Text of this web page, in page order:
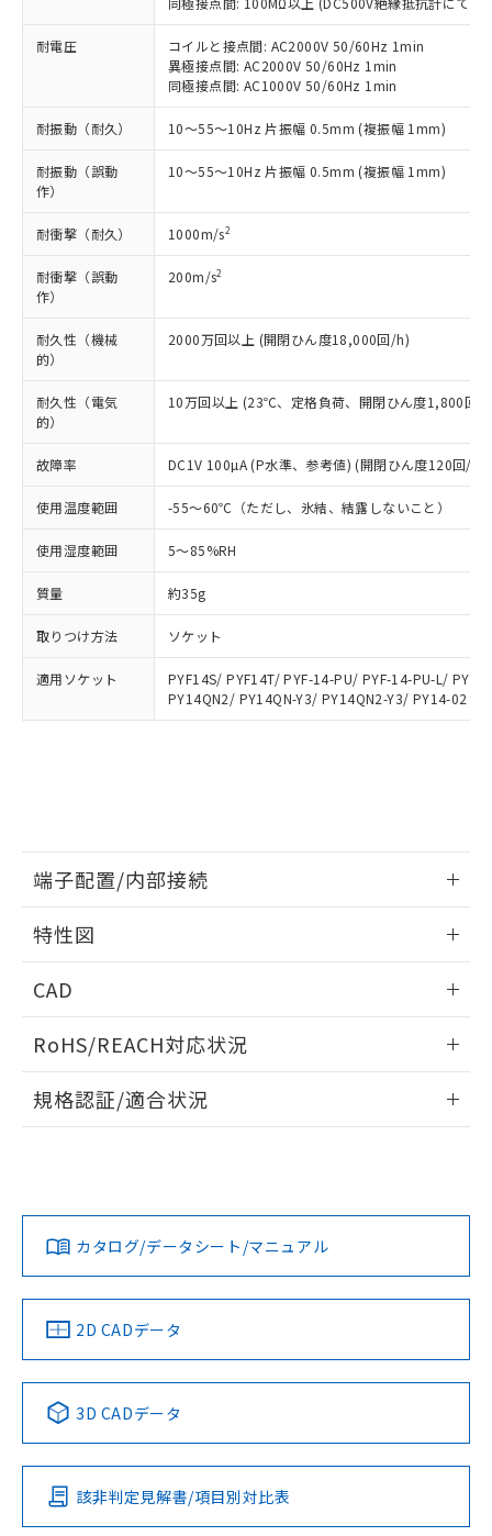
耐電圧
コイルと接点間: AC2000V 50/60Hz 1min
異極接点間: AC2000V 50/60Hz 1min
同極接点間: AC1000V 50/60Hz 1min
耐振動（耐久） 10～55～10Hz 片振幅 0.5mm (複振幅 1mm)
耐振動（誤動
作）
10～55～10Hz 片振幅 0.5mm (複振幅 1mm)
耐衝撃（耐久） 1000m/s2
耐衝撃（誤動
作）
200m/s2
耐久性（機械
的）
2000万回以上 (開閉ひん度18,000回/h)
耐久性（電気
的）
10万回以上 (23℃、定格負荷、開閉ひん度1,800回/
故障率 DC1V 100µA (P水準、参考値) (開閉ひん度120回/
使用温度範囲 -55～60℃（ただし、氷結、結露しないこと）
使用湿度範囲 5～85%RH
質量 約35g
取りつけ方法 ソケット
適用ソケット
PYF14S/ PYF14T/ PYF-14-PU/ PYF-14-PU-L/
PY14QN2/ PY14QN-Y3/ PY14QN2-Y3/ PY14-02
端子配置/内部接続
端子配置/内部接続
特性図
開閉容量
CAD
ドすることができます。
ログイン/会員登録
ダウンロードデータをご利用いただく前に、以下を必ずお読
みください。
ソフトウェアの使用条件
RoHS/REACH対応状況
EU RoHS 注意事項・凡例
対応済み
中国 RoHS 注意事項・凡例
Pb Hg Cd Cr(VI)
O
規格認証/適合状況
LR型式承認
（イギリス
船舶規格）
DNV型式承認
（ノルウェー
BV型式承認
（フランス
KR型式
（韓国
Yes No No No
この製品の規格認証/適合状況ページへ
その他の認証はこちらのページからご検索ください
カタログ/データシート/マニュアル
2D CADデータ
3D CADデータ
該非判定見解書/項目別対比表
本サービスの対象外となる商品もある
在庫状況および標準価格照会結果は、
記載している更新日時点での社内デー
タに基づき作成されるものであり、閲
覧された時点での実際の在庫および標
準価格とは異なる場合があることをご
了承ください。
様のお取引先、またはお客様担当のオ
ムロン制御機器販売店・当社販売員に
ご相談ください。
オムロン制御機器販売店や当社販売拠
ください。
事前の承諾なく第三者に漏洩または開
示しないようお願いします。
ビス）をご利用いただくには、I-Web
メンバーズにご登録されている必要が
お客様が当ウェブサイト上で当社にご
登録された部品リストについて、当社
品・サービスに関するお客様との取
引・商談に必要な範囲で利用すること
をご了承ください。
※当社の共同利用者とは、"個人情報
の共同利用に関して"
の「1.共同利
用者の範囲」に記載されている法人を
指します。
いたものが、含有品と判明した場合などや
むを得ず変更することがあります。
*EU RoHS指令（10物質）：
鉛(Pb) 1000ppm以下、 水銀(Hg) 1000ppm以下、 カド
ミウム(Cd) 100ppm以下、
六価クロム(Cr(Ⅵ)) 1000ppm以下、ポリ臭化ビフェニル
(PBDE) 1000ppm以下、フタル酸ビス(2-エチルヘキシ
（DBP） 1000ppm以下、フタル酸ジイソブチル
(DIBP) 1000ppm以下
但し、RoHS指令で産業用監視および制御機器に対する
適用除外項目は除く。
フタル酸エステル類の４物質については閾値を超える意
部品在庫の切り替え状況などにより、予定
月が前後することがあります。
※3 非含有証明書ダウンロード
下記の非含有証明書をダウンロードするこ
とができます。
EU RoHS指令（10物質）の非含有証明書
51物質の非含有証明書（当社基準）
※本証明書は発行日時点で非含有を証明す
るもので、過去に遡って非含有を証明する
既に当社にて対応品への在庫切替を完了
していることから、特段のことがない限
り、2022年1月12日より割愛しておりま
す。
基準値を超えていることを示します。
「－」：未確認です。当社販売部門へお問
い合わせください。
*中国RoHS10物質の基準値 (GB/T26572)：
Pb(鉛) :1000ppm、 Hg(水銀) : 1000ppm、 Cd(カドミウ
Cr(Ⅵ)(六価クロム) : 1000ppm、 PBBs(ポリ臭化ビフェ
ニル類) : 1000ppm、 PBDEs(ポリ臭化ジフェニルエーテ
DBP(フタル酸ジブチル) : 1000ppm、 DIBP(フタル酸ジ
イソブチル) : 1000ppm、 BBP(フタル酸ブチルベンジ
ル) : 1000ppm、
DEHP(フタル酸ビス(2-エチルヘキシル)) : 1000ppm
※2 環境保護使用期限
準値以下であることを示します。
「10」：通常の使用状況下において有害物
質が外部に漏えいし、環境に深刻な影響を
及ぼさない年数を意味します。
「－」：未確認です。当社販売部門へお問
い合わせください。
当社は、これら貴社製品のうち、外国
為替および外国貿易法に定める商品
（以下｢規制貨物等」という）を輸出
または国外への提供する場合は、日本
国政府の輸出許可(または役務取引許
可)を取得するなどの必要な手続きを
とります。
全に破砕するなど、違法に輸出されな
いよう必要な手段を講じます。
当社は貴社製品を、核兵器、ミサイ
ル、化学兵器、生物兵器またはその他
当社は、貴社製品を第三者に販売する
該第三者に通知します。また当社は、
法に輸出するおそれがある場合は、取
り引きをいたしません。
合意する
号
説明
○ 一定数以上の在庫あり
△ 一定数には満たないが在庫あり
－
在庫なし(最新の在庫状況につ
たはお客様担当のオムロン制御
機器販売店・当社販売員にご確
認ください)